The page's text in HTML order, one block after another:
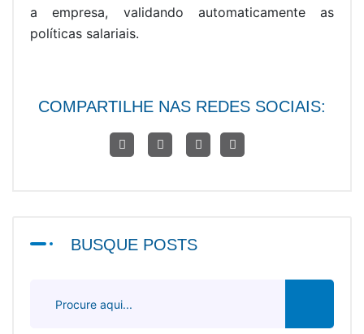
a empresa, validando automaticamente as
políticas salariais.
COMPARTILHE NAS REDES SOCIAIS:
BUSQUE POSTS